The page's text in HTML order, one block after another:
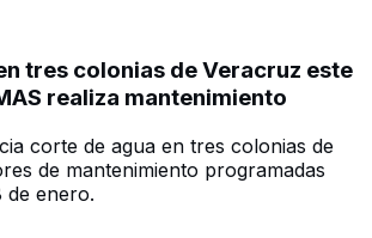
tres colonias de Veracruz este
realiza mantenimiento
corte de agua en tres colonias de
de mantenimiento programadas
de enero.